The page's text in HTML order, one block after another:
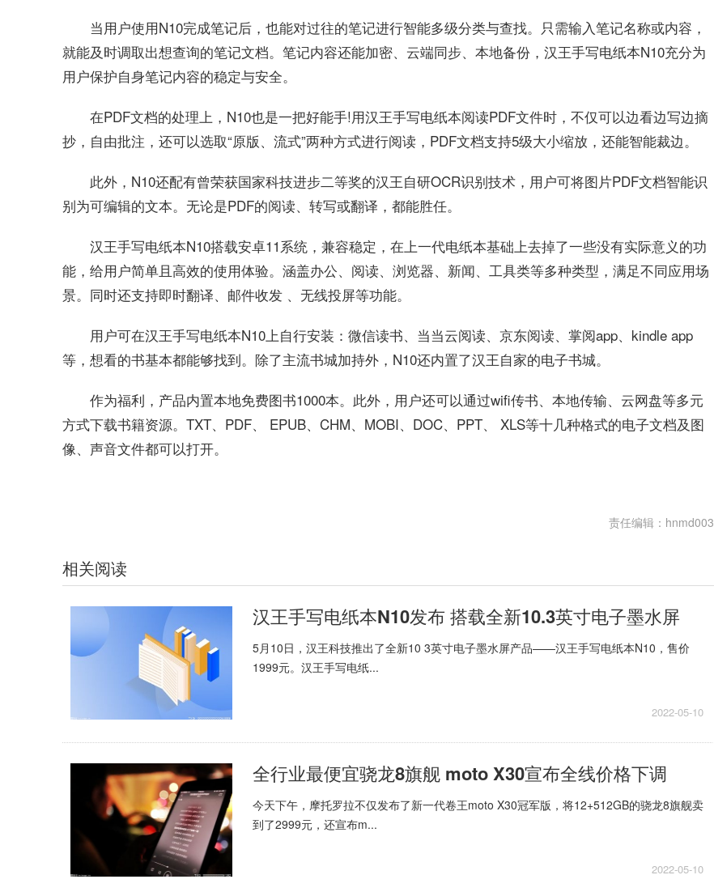
当用户使用N10完成笔记后，也能对过往的笔记进行智能多级分类与查找。只需输入笔记名称或内容，
就能及时调取出想查询的笔记文档。笔记内容还能加密、云端同步、本地备份，汉王手写电纸本N10充分为
用户保护自身笔记内容的稳定与安全。
在PDF文档的处理上，N10也是一把好能手!用汉王手写电纸本阅读PDF文件时，不仅可以边看边写边摘
抄，自由批注，还可以选取“原版、流式”两种方式进行阅读，PDF文档支持5级大小缩放，还能智能裁边。
此外，N10还配有曾荣获国家科技进步二等奖的汉王自研OCR识别技术，用户可将图片PDF文档智能识
别为可编辑的文本。无论是PDF的阅读、转写或翻译，都能胜任。
汉王手写电纸本N10搭载安卓11系统，兼容稳定，在上一代电纸本基础上去掉了一些没有实际意义的功
能，给用户简单且高效的使用体验。涵盖办公、阅读、浏览器、新闻、工具类等多种类型，满足不同应用场
景。同时还支持即时翻译、邮件收发 、无线投屏等功能。
用户可在汉王手写电纸本N10上自行安装：微信读书、当当云阅读、京东阅读、掌阅app、kindle app
等，想看的书基本都能够找到。除了主流书城加持外，N10还内置了汉王自家的电子书城。
作为福利，产品内置本地免费图书1000本。此外，用户还可以通过wifi传书、本地传输、云网盘等多元
方式下载书籍资源。TXT、PDF、 EPUB、CHM、MOBI、DOC、PPT、 XLS等十几种格式的电子文档及图
像、声音文件都可以打开。
责任编辑：hnmd003
相关阅读
汉王手写电纸本N10发布 搭载全新10.3英寸电子墨水屏
5月10日，汉王科技推出了全新10 3英寸电子墨水屏产品——汉王手写电纸本N10，售价
1999元。汉王手写电纸...
2022-05-10
全行业最便宜骁龙8旗舰 moto X30宣布全线价格下调
今天下午，摩托罗拉不仅发布了新一代卷王moto X30冠军版，将12+512GB的骁龙8旗舰卖
到了2999元，还宣布m...
2022-05-10